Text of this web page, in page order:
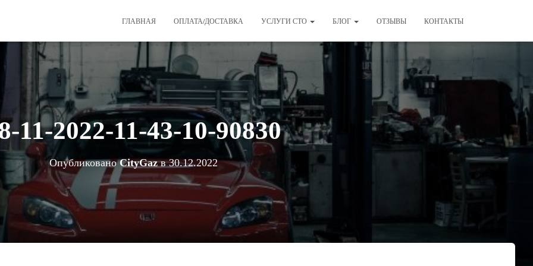
ГЛАВНАЯ ОПЛАТА/ДОСТАВКА УСЛУГИ СТО БЛОГ ОТЗЫВЫ КОНТАКТЫ
11-2022-11-43-10-90830
ОпубликованоCityGazв30.12.2022